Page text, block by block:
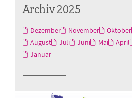
Archiv 2025
Dezember November Oktober
August
Juli Juni Mai April
Januar